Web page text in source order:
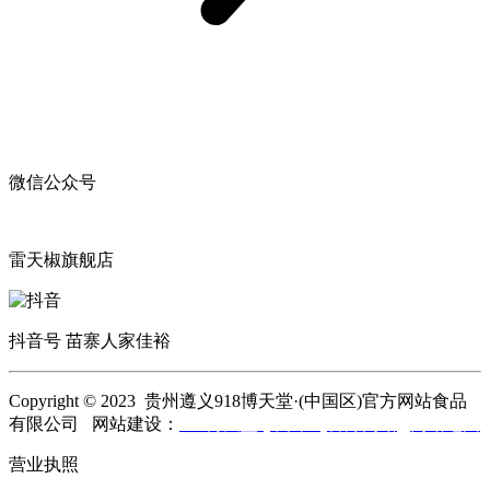
微信公众号
雷天椒旗舰店
抖音号 苗寨人家佳裕
Copyright © 2023 贵州遵义918博天堂·(中国区)官方网站食品
有限公司 网站建设：
营业执照